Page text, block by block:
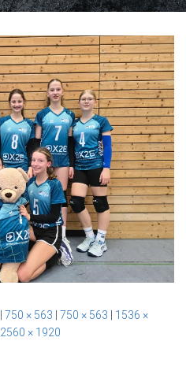
| 750 × 563 | 750 × 563 | 1536 ×
2560 × 1920